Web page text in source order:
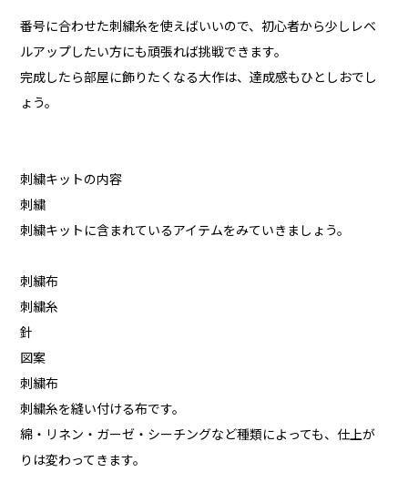
番号に合わせた刺繍糸を使えばいいので、初心者から少しレベ
ルアップしたい方にも頑張れば挑戦できます。
完成したら部屋に飾りたくなる大作は、達成感もひとしおでし
ょう。
刺繍キットの内容
刺繍
刺繍キットに含まれているアイテムをみていきましょう。
刺繍布
刺繍糸
針
図案
刺繍布
刺繍糸を縫い付ける布です。
綿・リネン・ガーゼ・シーチングなど種類によっても、仕上が
りは変わってきます。